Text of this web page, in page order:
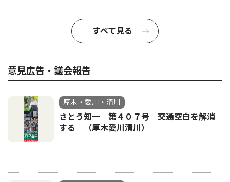
すべて見る
意見広告・議会報告
厚木・愛川・清川
さとう知一 第４０７号 交通空白を解消
する （厚木愛川清川）